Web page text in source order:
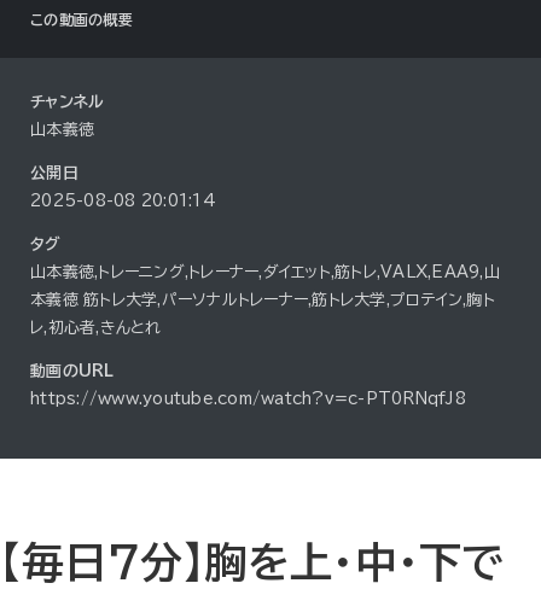
この動画の概要
チャンネル
山本義徳
公開日
2025-08-08 20:01:14
タグ
山本義徳,トレーニング,トレーナー,ダイエット,筋トレ,VALX,EAA9,山
本義徳 筋トレ大学,パーソナルトレーナー,筋トレ大学,プロテイン,胸ト
レ,初心者,きんとれ
動画のURL
https://www.youtube.com/watch?v=c-PT0RNqfJ8
【毎日7分】胸を上・中・下で